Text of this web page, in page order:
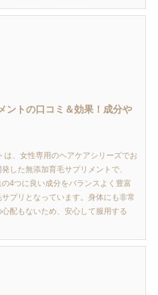
ントの口コミ＆効果！成分や
は、女性専用のヘアケアシリーズでお
した無添加育毛サプリメントで、
4つに良い成分をバランスよく豊富
プリとなっています。身体にも非常
配もないため、安心して服用する